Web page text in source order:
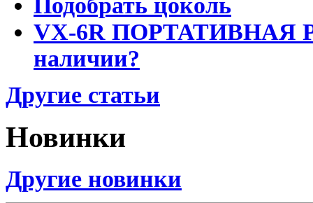
VX-6R ПОРТАТИВНАЯ
наличии?
Другие статьи
Новинки
Другие новинки